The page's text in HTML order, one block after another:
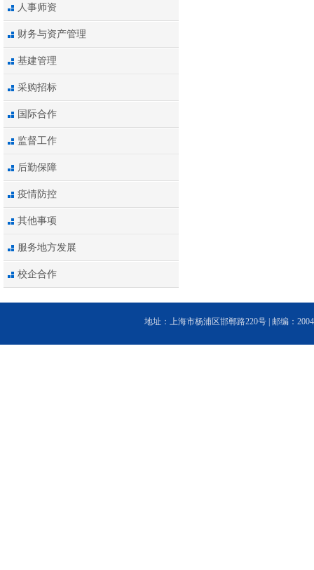
人事师资
财务与资产管理
基建管理
采购招标
国际合作
监督工作
后勤保障
疫情防控
其他事项
服务地方发展
校企合作
地址：上海市杨浦区邯郸路220号 | 邮编：